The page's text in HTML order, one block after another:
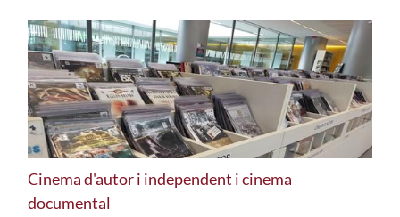
Cinema d'autor i independent i cinema
documental